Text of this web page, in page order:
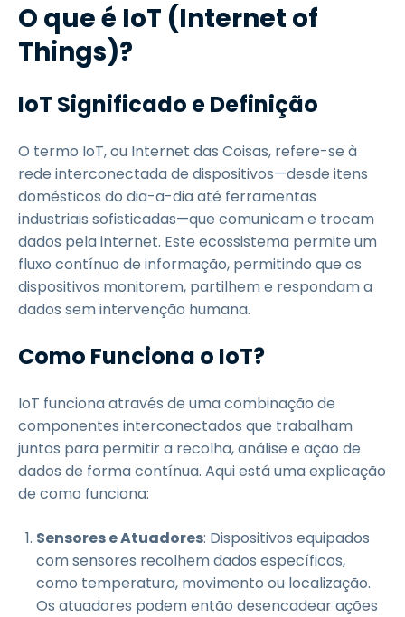
O que é IoT (Internet of
Things)?
IoT Significado e Definição
O termo IoT, ou Internet das Coisas, refere-se à
rede interconectada de dispositivos—desde itens
domésticos do dia-a-dia até ferramentas
industriais sofisticadas—que comunicam e trocam
dados pela internet. Este ecossistema permite um
fluxo contínuo de informação, permitindo que os
dispositivos monitorem, partilhem e respondam a
dados sem intervenção humana.
Como Funciona o IoT?
IoT funciona através de uma combinação de
componentes interconectados que trabalham
juntos para permitir a recolha, análise e ação de
dados de forma contínua. Aqui está uma explicação
de como funciona:
Sensores e Atuadores: Dispositivos equipados
com sensores recolhem dados específicos,
como temperatura, movimento ou localização.
Os atuadores podem então desencadear ações